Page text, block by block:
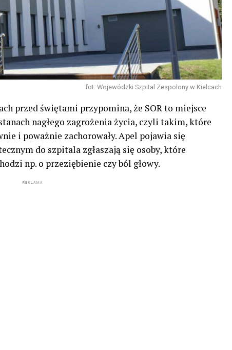
fot. Wojewódzki Szpital Zespolony w Kielcach
przed świętami przypomina, że SOR to miejsce
nagłego zagrożenia życia, czyli takim, które
i poważnie zachorowały. Apel pojawia się
do szpitala zgłaszają się osoby, które
np. o przeziębienie czy ból głowy.